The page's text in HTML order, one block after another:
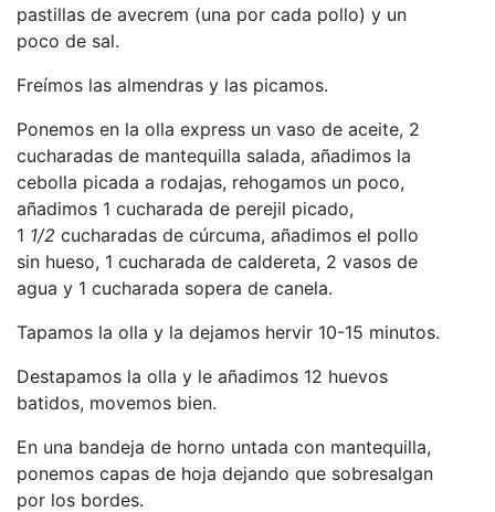
pastillas de avecrem (una por cada pollo) y un
poco de sal.
Freímos las almendras y las picamos.
Ponemos en la olla express un vaso de aceite, 2
cucharadas de mantequilla salada, añadimos la
cebolla picada a rodajas, rehogamos un poco,
añadimos 1 cucharada de perejil picado,
1 1/2 cucharadas de cúrcuma, añadimos el pollo
sin hueso, 1 cucharada de caldereta, 2 vasos de
agua y 1 cucharada sopera de canela.
Tapamos la olla y la dejamos hervir 10-15 minutos.
Destapamos la olla y le añadimos 12 huevos
batidos, movemos bien.
En una bandeja de horno untada con mantequilla,
ponemos capas de hoja dejando que sobresalgan
por los bordes.